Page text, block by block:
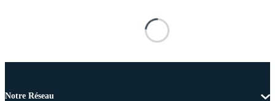
Notre Réseau